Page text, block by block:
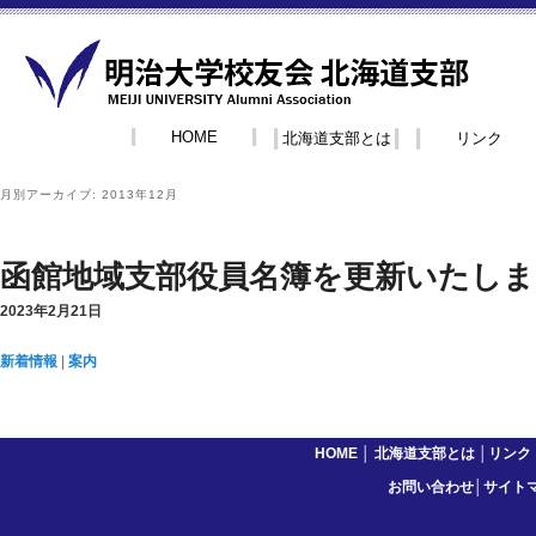
HOME 北海道支部とは リンク
月別アーカイブ: 2013年12月
函館地域支部役員名簿を更新いたし
2023年2月21日
新着情報 案内
HOME 北海道支部とは リンク
お問い合わせ サイト